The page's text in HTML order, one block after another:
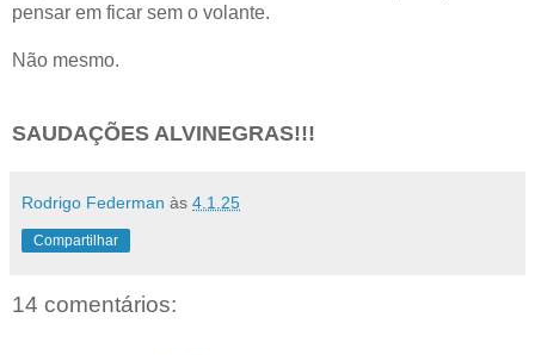
pensar em ficar sem o volante.
Não mesmo.
SAUDAÇÕES ALVINEGRAS!!!
Rodrigo Federman às 4.1.25
Compartilhar
14 comentários: